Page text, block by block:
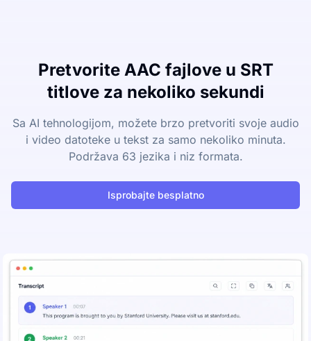
Pretvorite AAC fajlove u SRT
titlove za nekoliko sekundi
Sa AI tehnologijom, možete brzo pretvoriti svoje audio
i video datoteke u tekst za samo nekoliko minuta.
Podržava 63 jezika i niz formata.
Isprobajte besplatno